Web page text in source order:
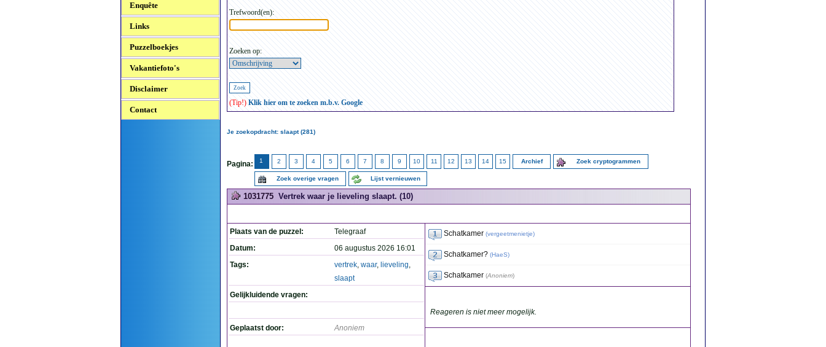
Enquête
Links
Puzzelboekjes
Vakantiefoto's
Disclaimer
Contact
Trefwoord(en):
Zoeken op:
(Tip!) Klik hier om te zoeken m.b.v. Google
Je zoekopdracht: slaapt (281)
Pagina: 1 2 3 4 5 6 7 8 9 10 11 12 13 14 15 Archief Zoek cryptogrammen
Zoek overige vragen Lijst vernieuwen
1031775 Vertrek waar je lieveling slaapt. (10)
Plaats van de puzzel:
Telegraaf
Datum:
06 augustus 2026 16:01
Tags:
vertrek, waar, lieveling,
slaapt
Gelijkluidende vragen:
Geplaatst door: Anoniem
Schatkamer (vergeetmenietje)
Schatkamer? (HaeS)
Schatkamer (Anoniem)
Reageren is niet meer mogelijk.